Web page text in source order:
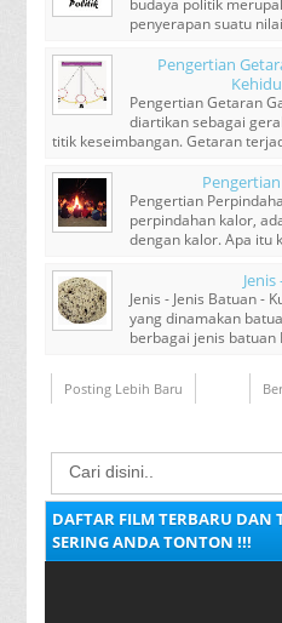
budaya politik
penyerapan suatu
Pengertian
Pengertian Getaran
diartikan sebagai
titik keseimbangan. Getaran
Pengertian
perpindahan kalor,
dengan kalor. Apa itu
Jenis - Jenis Batuan -
yang dinamakan
berbagai jenis batuan
Posting Lebih Baru
DAFTAR FILM TERBARU DAN
SERING ANDA TONTON !!!